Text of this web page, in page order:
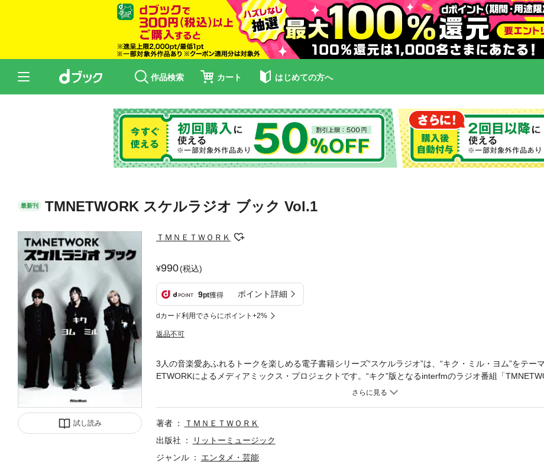
作品検索 カート はじめての方へ
最新刊 TMNETWORK スケルラジオ ブック Vol.1
試し読み
ＴＭＮＥＴＷＯＲＫ
990(税込)
9pt獲得 ポイント詳細
dカード利用でさらにポイント+2%
返品不可
3人の音楽愛あふれるトークを楽しめる電子書籍シリーズ“スケルラジオ”は、“キク・ミル・ヨム”をテー
ETWORKによるメディアミックス・プロジェクトです。“キク”版となるinterfmのラジオ番組「
ラジオ」での3人のトークを電子書籍化したものが、“ヨム”版の『TMNETWORK スケルラジオ ブック』
ム」「大きくインスパイアを受けた1曲」「胸を打たれた楽曲」などを、メンバーひとりひとりが想いを
います。本電子書籍では、この番組の放送3回分を1巻に収録しており、『Vol.1』では小室哲哉がイエス
がフェアーグラウンド・アトラクションの「パーフェクト」を取り上げ、それぞれが初めて聴いた当時の
著者
ＴＭＮＥＴＷＯＲＫ
出版社
リットーミュージック
ジャンル
エンタメ・芸能